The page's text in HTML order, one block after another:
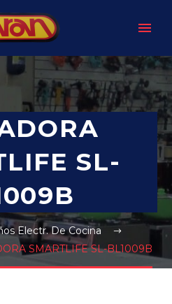
SL-
Electr. De Cocina
SMARTLIFE SL-BL1009B